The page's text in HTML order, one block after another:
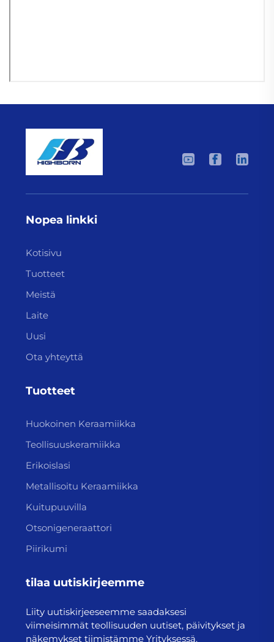
Nopea linkki
Kotisivu
Tuotteet
Meistä
Laite
Uusi
Ota yhteyttä
Tuotteet
Huokoinen Keraamiikka
Teollisuuskeramiikka
Erikoislasi
Metallisoitu Keraamiikka
Kuitupuuvilla
Otsonigeneraattori
Piirikumi
tilaa uutiskirjeemme
Liity uutiskirjeeseemme saadaksesi
viimeisimmät teollisuuden uutiset, päivitykset ja
näkemykset tiimistämme Yrityksessä.